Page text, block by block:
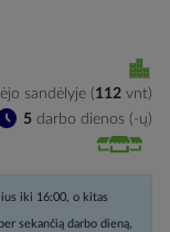
5 darbo dienos (-ų)
sandėlyje ( 112 vnt)
iki 16:00, o kitas
sekančią darbo dieną,